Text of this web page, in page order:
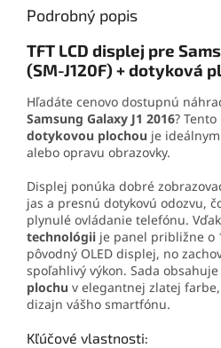
Podrobný popis
TFT LCD displej pre
(SM-J120F) + dotyková
Hľadáte cenovo dostupnú
Samsung Galaxy J1 2016?
dotykovou plochou je
alebo opravu obrazovky.
Displej ponúka dobré
jas a presnú dotykovú odozvu,
plynulé ovládanie telefónu.
technológii je panel približne o
pôvodný OLED displej, no
spoľahlivý výkon. Sada obsahuje
plochu v elegantnej zlatej
dizajn vášho smartfónu.
Kľúčové vlastnosti: